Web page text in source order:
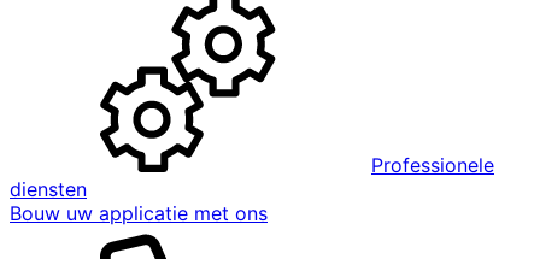
Professionele
diensten
Bouw uw applicatie met ons